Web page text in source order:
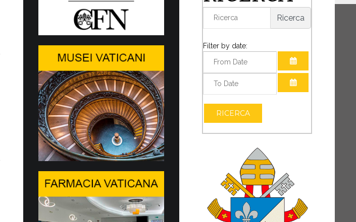
www.farmaciavaticana.va completamente rinnovato,
attraverso un importante intervento di restyling e
aggiornamento per offrire un’esperienza di navigazione
più...
Siglato accordo tra Governatorato, …
ASSISTENZA SANITARIA AI CONSACRATI E AI
MISSIONARI
Un progetto dal valore etico e sociale, finalizzato allo
studio, approfondimento e attuazione di una soluzione
sostenibile, dal punto...
13 LUGLIO, 2026
A Ginevra conclusi il WSIS Forum e …
Ricerca
Filter by date:
APRI IL
RICERCA